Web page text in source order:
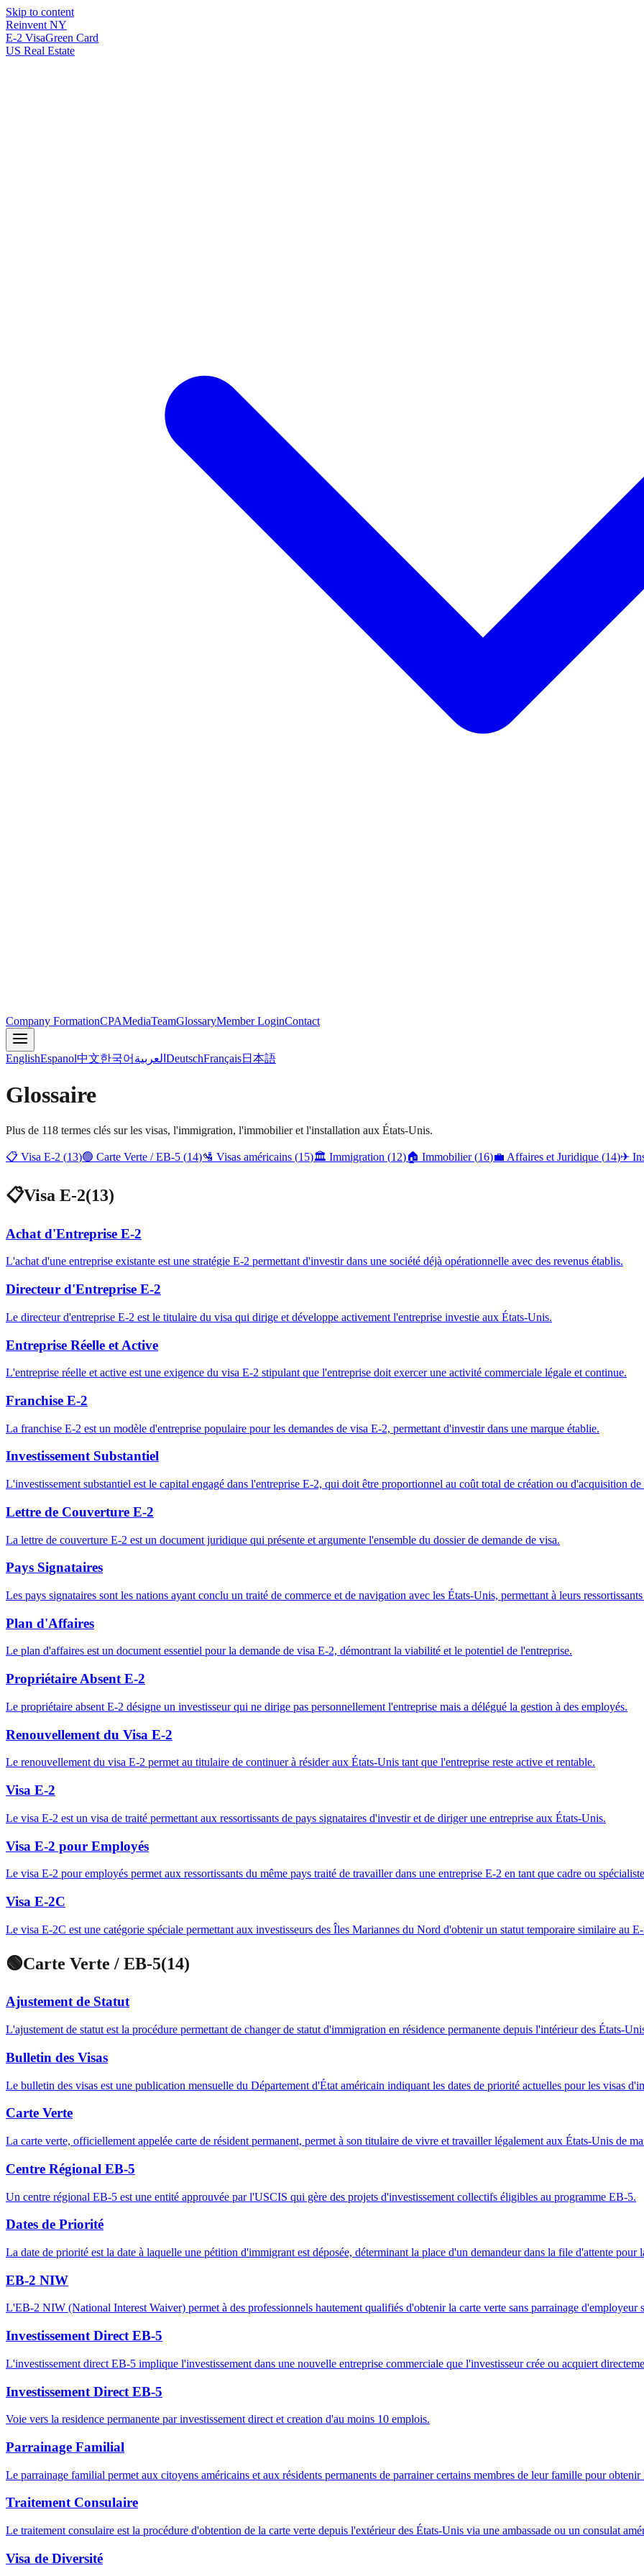
Skip to content
Reinvent NY
E-2 VisaGreen Card
US Real Estate
Company FormationCPAMediaTeamGlossaryMember LoginContact
EnglishEspanol中文한국어 العربية DeutschFrançais日本語
Glossaire
Plus de 118 termes clés sur les visas, l'immigration, l'immobilier et l'installation aux États-Unis.
📋 Visa E-2 (13)🟢 Carte Verte / EB-5 (14)🛂 Visas américains (15)🏛 Immigration (12)🏠 Immobilier (16)💼 Affaires et Juridique (14)✈
📋Visa E-2(13)
Achat d'Entreprise E-2
L'achat d'une entreprise existante est une stratégie E-2 permettant d'investir dans une société déjà opérationnelle avec des revenus établis.
Directeur d'Entreprise E-2
Le directeur d'entreprise E-2 est le titulaire du visa qui dirige et développe activement l'entreprise investie aux États-Unis.
Entreprise Réelle et Active
L'entreprise réelle et active est une exigence du visa E-2 stipulant que l'entreprise doit exercer une activité commerciale légale et continue.
Franchise E-2
La franchise E-2 est un modèle d'entreprise populaire pour les demandes de visa E-2, permettant d'investir dans une marque établie.
Investissement Substantiel
L'investissement substantiel est le capital engagé dans l'entreprise E-2, qui doit être proportionnel au coût total de création ou d'acquisition de
Lettre de Couverture E-2
La lettre de couverture E-2 est un document juridique qui présente et argumente l'ensemble du dossier de demande de visa.
Pays Signataires
Les pays signataires sont les nations ayant conclu un traité de commerce et de navigation avec les États-Unis, permettant à leurs
Plan d'Affaires
Le plan d'affaires est un document essentiel pour la demande de visa E-2, démontrant la viabilité et le potentiel de l'entreprise.
Propriétaire Absent E-2
Le propriétaire absent E-2 désigne un investisseur qui ne dirige pas personnellement l'entreprise mais a délégué la gestion à des employés.
Renouvellement du Visa E-2
Le renouvellement du visa E-2 permet au titulaire de continuer à résider aux États-Unis tant que l'entreprise reste active et rentable.
Visa E-2
Le visa E-2 est un visa de traité permettant aux ressortissants de pays signataires d'investir et de diriger une entreprise aux États-Unis.
Visa E-2 pour Employés
Le visa E-2 pour employés permet aux ressortissants du même pays traité de travailler dans une entreprise E-2 en tant que cadre ou
Visa E-2C
Le visa E-2C est une catégorie spéciale permettant aux investisseurs des Îles Mariannes du Nord d'obtenir un statut temporaire similaire au
🟢Carte Verte / EB-5(14)
Ajustement de Statut
L'ajustement de statut est la procédure permettant de changer de statut d'immigration en résidence permanente depuis l'intérieur des États-
Bulletin des Visas
Le bulletin des visas est une publication mensuelle du Département d'État américain indiquant les dates de priorité actuelles pour les visas
Carte Verte
La carte verte, officiellement appelée carte de résident permanent, permet à son titulaire de vivre et travailler légalement aux États-Unis de
Centre Régional EB-5
Un centre régional EB-5 est une entité approuvée par l'USCIS qui gère des projets d'investissement collectifs éligibles au programme EB-5.
Dates de Priorité
La date de priorité est la date à laquelle une pétition d'immigrant est déposée, déterminant la place d'un demandeur dans la file d'attente pour
EB-2 NIW
L'EB-2 NIW (National Interest Waiver) permet à des professionnels hautement qualifiés d'obtenir la carte verte sans parrainage
Investissement Direct EB-5
L'investissement direct EB-5 implique l'investissement dans une nouvelle entreprise commerciale que l'investisseur crée ou acquiert
Investissement Direct EB-5
Voie vers la residence permanente par investissement direct et creation d'au moins 10 emplois.
Parrainage Familial
Le parrainage familial permet aux citoyens américains et aux résidents permanents de parrainer certains membres de leur famille pour obtenir
Traitement Consulaire
Le traitement consulaire est la procédure d'obtention de la carte verte depuis l'extérieur des États-Unis via une ambassade ou un consulat
Visa de Diversité